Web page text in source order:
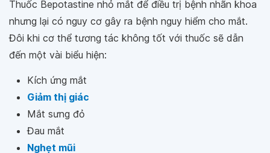
Thuốc Bepotastine nhỏ mắt để điều trị bệnh nhãn khoa
nhưng lại có nguy cơ gây ra bệnh nguy hiểm cho mắt.
Đôi khi cơ thể tương tác không tốt với thuốc sẽ dẫn
đến một vài biểu hiện:
Kích ứng mắt
Giảm thị giác
Mắt sưng đỏ
Đau mắt
Nghẹt mũi